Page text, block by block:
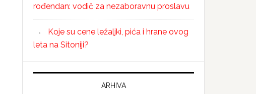
rođendan: vodič za nezaboravnu proslavu
Koje su cene ležaljki, pića i hrane ovog
leta na Sitoniji?
ARHIVA